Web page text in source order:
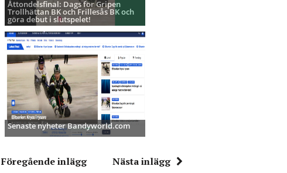
Åttondelsfinal: Dags för Gripen
Trollhättan BK och Frillesås BK och
göra debut i slutspelet!
Senaste nyheter Bandyworld.com
Föregående inlägg Nästa inlägg